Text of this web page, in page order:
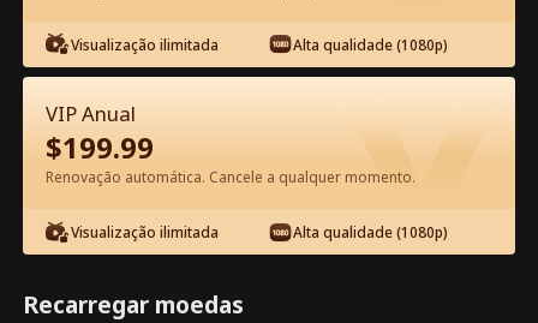
Episódio 53 - A Esposa da Estrela
Trabalha Aqui Filme completo
1-50 51-80 Todos os episódios
53 54 56 57
Visualização ilimitada Alta qualidade (1080p)
VIP Anual
$199.99
Renovação automática. Cancele a qualquer momento.
Visualização ilimitada Alta qualidade (1080p)
Recarregar moedas